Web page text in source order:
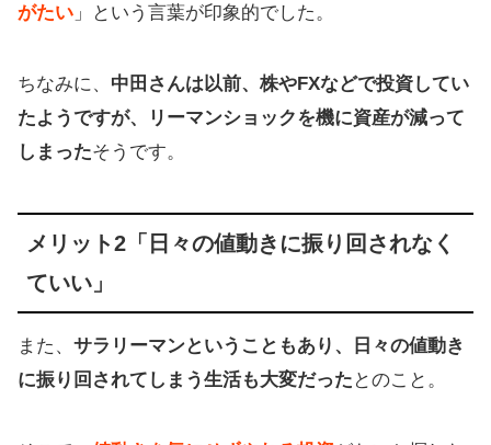
がたい 」という言葉が印象的でした。
ちなみに、 中田さんは以前、株やFXなどで投資してい
たようですが、リーマンショックを機に資産が減って
しまったそうです。
メリット2「日々の値動きに振り回されなく
ていい」
また、 サラリーマンということもあり、日々の値動き
に振り回されてしまう生活も大変だった とのこと。